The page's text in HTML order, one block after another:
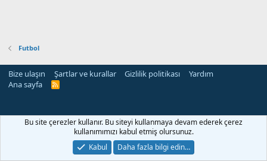
Futbol
Bize ulaşın Şartlar ve kurallar Gizlilik politikası
Yardım
Ana sayfa
R
siteleri
Bu site çerezler kullanır. Bu siteyi kullanmaya devam ederek çerez
kullanımımızı kabul etmiş olursunuz.
Kabul
Daha fazla bilgi edin…